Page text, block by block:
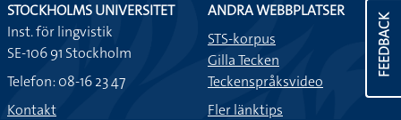
FEEDBACK
STOCKHOLMS UNIVERSITET
Inst. för lingvistik
SE-106 91 Stockholm
Telefon: 08-16 23 47
Kontakt
ANDRA WEBBPLATSER
STS-korpus
Gilla Tecken
Teckenspråksvideo
Fler länktips